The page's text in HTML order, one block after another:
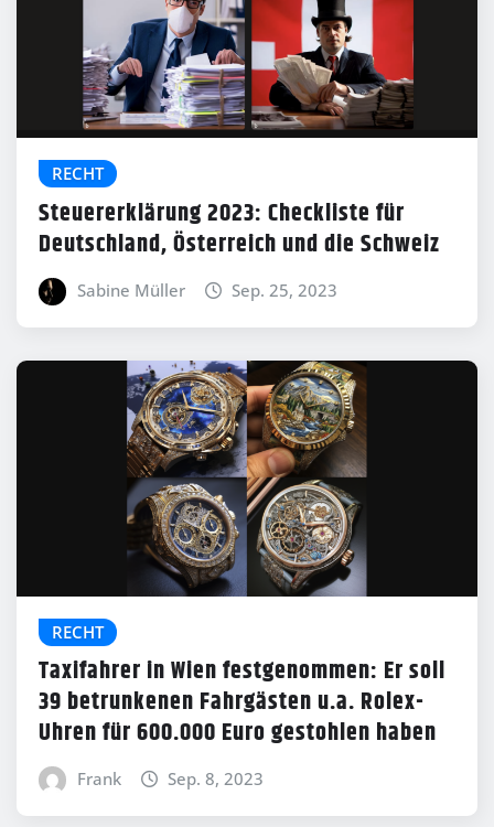
RECHT
Steuererklärung 2023: Checkliste für
Deutschland, Österreich und die Schweiz
Sabine Müller Sep. 25, 2023
RECHT
Taxifahrer in Wien festgenommen: Er soll
39 betrunkenen Fahrgästen u.a. Rolex-
Uhren für 600.000 Euro gestohlen haben
Frank Sep. 8, 2023